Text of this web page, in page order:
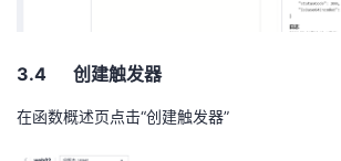
3.4 创建触发器
在函数概述页点击“创建触发器”